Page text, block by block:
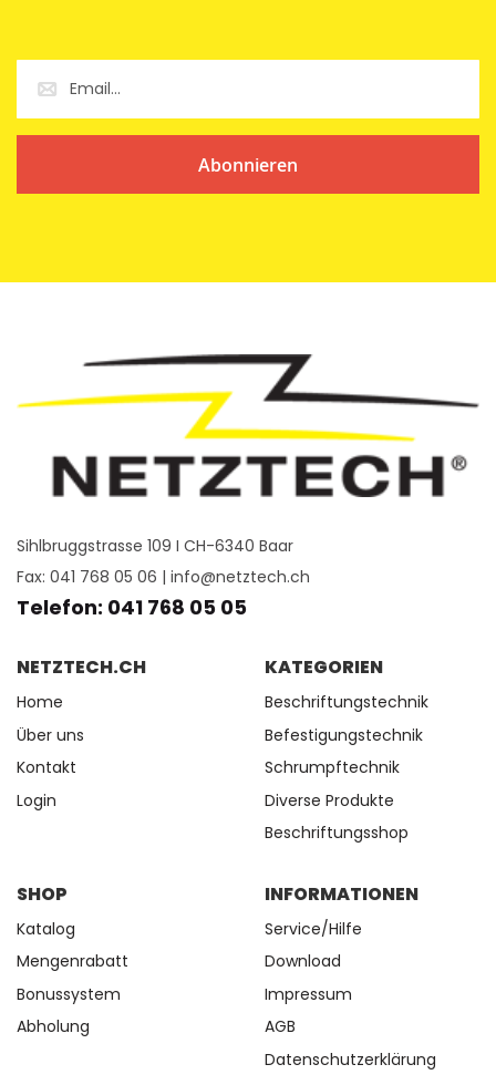
Abonnieren
Sihlbruggstrasse 109 I CH-6340 Baar
Fax: 041 768 05 06 | info@netztech.ch
Telefon: 041 768 05 05
NETZTECH.CH
Home
Über uns
Kontakt
Login
KATEGORIEN
Beschriftungstechnik
Befestigungstechnik
Schrumpftechnik
Diverse Produkte
Beschriftungsshop
SHOP
Katalog
Mengenrabatt
Bonussystem
Abholung
INFORMATIONEN
Service/Hilfe
Download
Impressum
AGB
Datenschutzerklärung